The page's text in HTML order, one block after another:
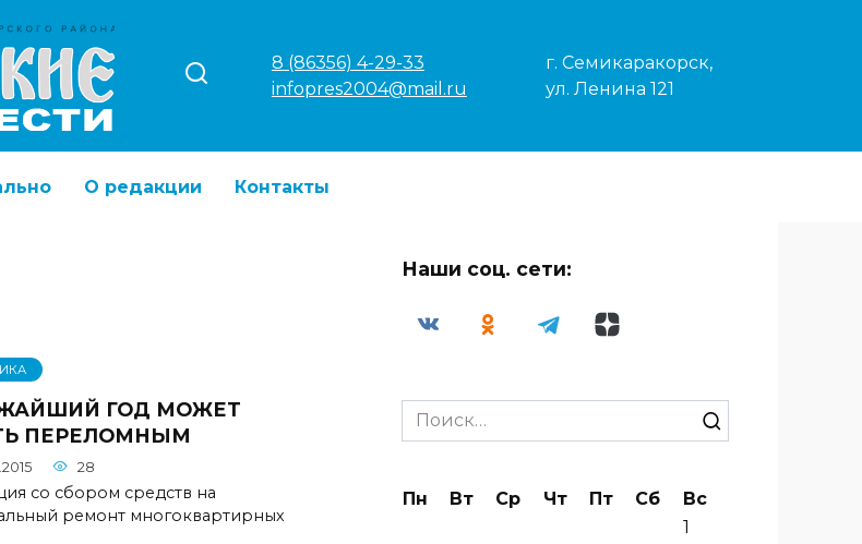
8 (86356) 4-29-33
infopres2004@mail.ru
г. Семикаракорск,
ул. Ленина 121
О редакции Контакты
ГОД МОЖЕТ
ПЕРЕЛОМНЫМ
28
со сбором средств на
ремонт многоквартирных
Наши соц. сети:
Search
for:
Пн Вт Ср Чт Пт Сб
Вс
1